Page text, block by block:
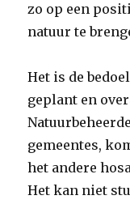
zo op een
natuur te
Het is de
geplant en
gemeentes,
het andere
Het kan niet